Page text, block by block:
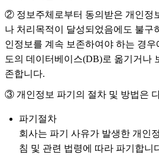
② 정보주체로부터 동의받은 개인정
나 처리목적이 달성되었음에도 불구
인정보를 계속 보존하여야 하는 경
도의 데이터베이스(DB)로 옮기거나
존합니다.
③ 개인정보 파기의 절차 및 방법은
파기절차
회사는 파기 사유가 발생한 개인
침 및 관련 법령에 따라 파기합니